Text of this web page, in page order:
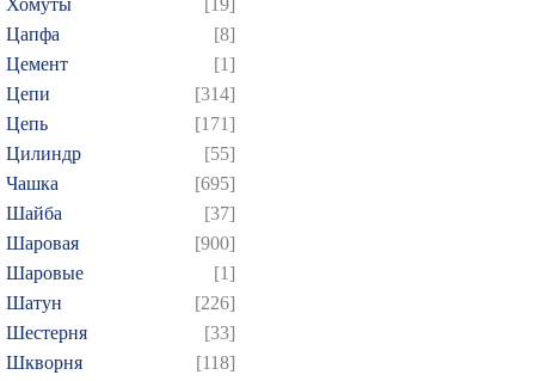
Хомуты
[19]
Цапфа
[8]
Цемент
[1]
Цепи
[314]
Цепь
[171]
Цилиндр
[55]
Чашка
[695]
Шайба
[37]
Шаровая
[900]
Шаровые
[1]
Шатун
[226]
Шестерня
[33]
Шкворня
[118]